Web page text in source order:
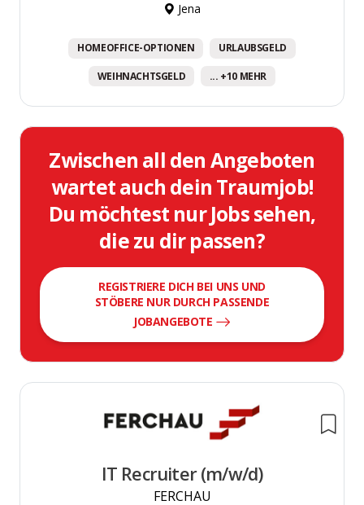
Jena
HOMEOFFICE-OPTIONEN URLAUBSGELD
WEIHNACHTSGELD ... +10 MEHR
Zwischen all den Angeboten
wartet auch dein Traumjob!
Du möchtest nur Jobs sehen,
die zu dir passen?
REGISTRIERE DICH BEI UNS UND
STÖBERE NUR DURCH PASSENDE
JOBANGEBOTE
IT Recruiter (m/w/d)
FERCHAU